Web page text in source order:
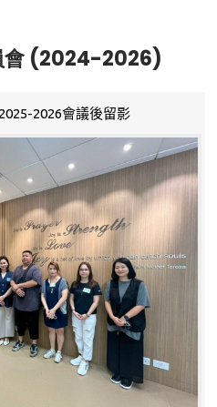
會 (2024-2026)
2026會議後留影